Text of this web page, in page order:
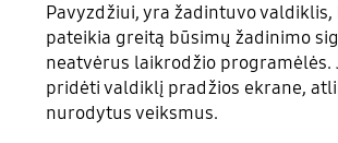
Pavyzdžiui, yra žadintuvo valdiklis,
pateikia greitą būsimų žadinimo
neatvėrus laikrodžio programėlės.
pridėti valdiklį pradžios ekrane,
nurodytus veiksmus.